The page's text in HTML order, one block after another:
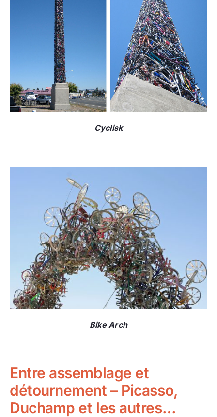
Cyclisk
Bike Arch
Entre assemblage et
détournement – Picasso,
Duchamp et les autres…